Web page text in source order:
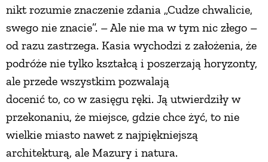
nikt rozumie znaczenie zdania „Cudze chwalicie,
swego nie znacie”. – Ale nie ma w tym nic złego –
od razu zastrzega. Kasia wychodzi z założenia, że
podróże nie tylko kształcą i poszerzają horyzonty,
ale przede wszystkim pozwalają
docenić to, co w zasięgu ręki. Ją utwierdziły w
przekonaniu, że miejsce, gdzie chce żyć, to nie
wielkie miasto nawet z najpiękniejszą
architekturą, ale Mazury i natura.